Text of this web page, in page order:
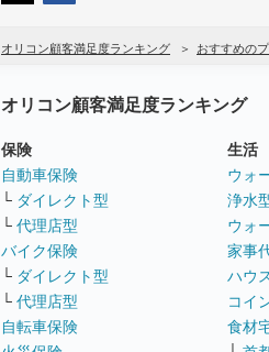
オリコン顧客満足度ランキング おすすめの
オリコン顧客満足度ランキング
保険
自動車保険
└ ダイレクト型
└ 代理店型
バイク保険
└ ダイレクト型
└ 代理店型
自転車保険
生活
ウォ
浄水
ウォ
家事
ハウ
コイ
食材